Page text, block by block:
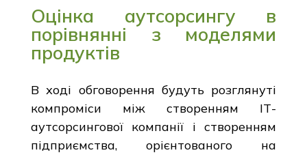
Оцінка аутсорсингу в
порівнянні з моделями
продуктів
В ході обговорення будуть розглянуті
компроміси між створенням ІТ-
аутсорсингової компанії і створенням
підприємства, орієнтованого на